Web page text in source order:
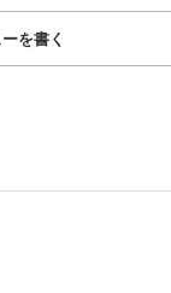
を書く